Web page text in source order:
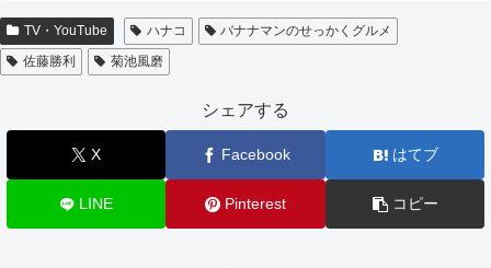
TV・YouTube ハナコ
バナナマンのせっかくグルメ
佐藤勝利
菊池風磨
シェアする
X Facebook はてブ
LINE Pinterest コピー